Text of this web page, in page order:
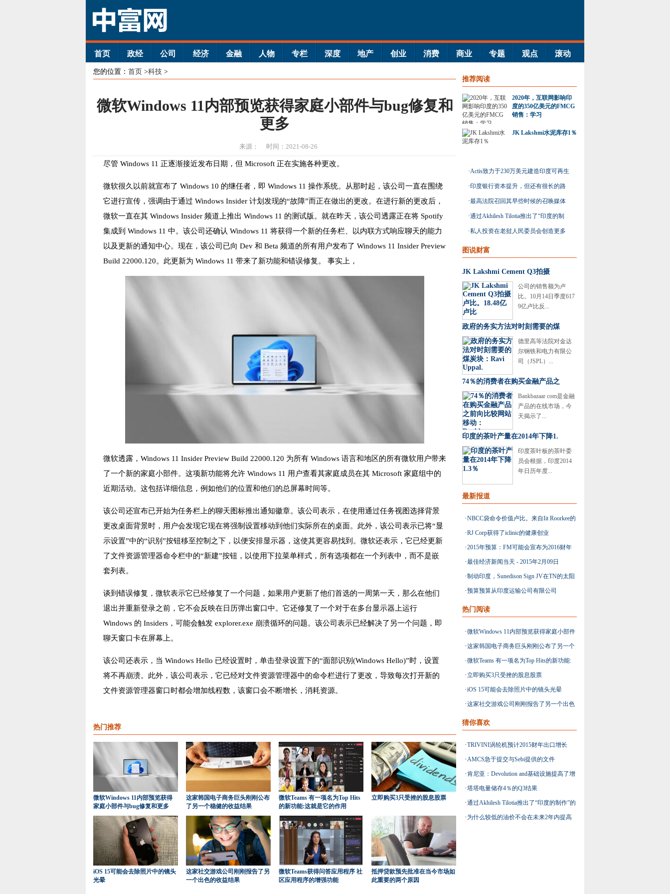
首页 政经 公司 经济 金融 人物 专栏 深度 地产 创业 消费 商业 专题 观点 滚动
您的位置： 首页 >科技 >
微软Windows 11内部预览获得家庭小部件与bug修复和
更多
来源： 时间：2021-08-26
尽管 Windows 11 正逐渐接近发布日期，但 Microsoft 正在实施各种更改。
微软很久以前就宣布了 Windows 10 的继任者，即 Windows 11 操作系统。从那时起，该公司一直在围绕
它进行宣传，强调由于通过 Windows Insider 计划发现的“故障”而正在做出的更改。在进行新的更改后，
微软一直在其 Windows Insider 频道上推出 Windows 11 的测试版。就在昨天，该公司透露正在将 Spotify
集成到 Windows 11 中。该公司还确认 Windows 11 将获得一个新的任务栏、以内联方式响应聊天的能力
以及更新的通知中心。现在，该公司已向 Dev 和 Beta 频道的所有用户发布了 Windows 11 Insider Preview
Build 22000.120。此更新为 Windows 11 带来了新功能和错误修复。 事实上，
微软透露，Windows 11 Insider Preview Build 22000.120 为所有 Windows 语言和地区的所有微软用户带来
了一个新的家庭小部件。这项新功能将允许 Windows 11 用户查看其家庭成员在其 Microsoft 家庭组中的
近期活动。这包括详细信息，例如他们的位置和他们的总屏幕时间等。
该公司还宣布已开始为任务栏上的聊天图标推出通知徽章。该公司表示，在使用通过任务视图选择背景
更改桌面背景时，用户会发现它现在将强制设置移动到他们实际所在的桌面。此外，该公司表示已将“显
示设置”中的“识别”按钮移至控制之下，以便安排显示器，这使其更容易找到。微软还表示，它已经更新
了文件资源管理器命令栏中的“新建”按钮，以使用下拉菜单样式，所有选项都在一个列表中，而不是嵌
套列表。
谈到错误修复，微软表示它已经修复了一个问题，如果用户更新了他们首选的一周第一天，那么在他们
退出并重新登录之前，它不会反映在日历弹出窗口中。它还修复了一个对于在多台显示器上运行
Windows 的 Insiders，可能会触发 explorer.exe 崩溃循环的问题。该公司表示已经解决了另一个问题，即
聊天窗口卡在屏幕上。
该公司还表示，当 Windows Hello 已经设置时，单击登录设置下的“面部识别(Windows Hello)”时，设置
将不再崩溃。此外，该公司表示，它已经对文件资源管理器中的命令栏进行了更改，导致每次打开新的
文件资源管理器窗口时都会增加线程数，该窗口会不断增长，消耗资源。
热门推荐
微软Windows 11内部预览获得
家庭小部件与bug修复和更多
这家韩国电子商务巨头刚刚公布
了另一个稳健的收益结果
微软Teams 有一项名为Top Hits
的新功能:这就是它的作用
立即购买3只受挫的股息股票
iOS 15可能会去除照片中的镜头
光晕
这家社交游戏公司刚刚报告了另
一个出色的收益结果
微软Teams获得问答应用程序 社
区应用程序的增强功能
抵押贷款预先批准在当今市场如
此重要的两个原因
推荐阅读
2020年，互联网影响印
度的350亿美元的FMCG
销售：学习
JK Lakshmi水泥库存1％
·Actis致力于230万美元建造印度可再生
能源平台
·印度银行资本提升，但还有很长的路
要走：惠誉说
·最高法院召回其早些时候的召唤媒体
·通过Akhilesh Tilotia推出了“印度的制
作”的Uday
·私人投资在老挝人民委员会创造更多
和更好的工作的关
图说财富
JK Lakshmi Cement Q3拍摄
公司的销售额为卢
比。10月14日季度617
9亿卢比反...
政府的务实方法对时刻需要的煤
德里高等法院对金达
尔钢铁和电力有限公
司（JSPL）...
74％的消费者在购买金融产品之
Bankbazaar com是金融
产品的在线市场，今
天揭示了...
印度的茶叶产量在2014年下降1.
印度茶叶板的茶叶委
员会根据，印度2014
年日历年度...
最新报道
·NBCC袋命令价值卢比。来自Iit Roorkee的
231亿卢比
·RJ Corp获得了iclinic的健康创业
·2015年预算：FM可能会宣布为2016财年
的45,000亿卢比消防目标
·最佳经济新闻当天 - 2015年2月09日
·制动印度，Sunedison Sign JV在TN的太阳
能发电厂：报告
·预算预算从印度运输公司有限公司
热门阅读
·微软Windows 11内部预览获得家庭小部件
与bug修复和更多
·这家韩国电子商务巨头刚刚公布了另一个
稳健的收益结果
·微软Teams 有一项名为Top Hits的新功能:
这就是它的作用
·立即购买3只受挫的股息股票
·iOS 15可能会去除照片中的镜头光晕
·这家社交游戏公司刚刚报告了另一个出色
的收益结果
猜你喜欢
·TRIVINI涡轮机预计2015财年出口增长
30％：DHRUV Sawhney.
·AMCS急于提交与Sebi提供的文件
·肯尼亚：Devolution and基础设施提高了增
长和共同繁荣
·塔塔电量储存4％的Q3结果
·通过Akhilesh Tilotia推出了“印度的制作”的
Uday Kotak
· 为什么较低的油价不会在未来2年内提高